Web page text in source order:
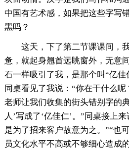
中国有艺术感，如果把这些字写
黑吗？
这天，下了第二节课课间，
惫，就起身翘首远眺窗外，无意
石一样吸引了我，是那个叫“亿
同桌看见了我说：“你在干什么
老师让我们收集的街头错别字的
人’写成了‘亿佳仁’。”同桌接上
是为了招来客户故意为之。”“也
员文化水平不高或不够细心造成